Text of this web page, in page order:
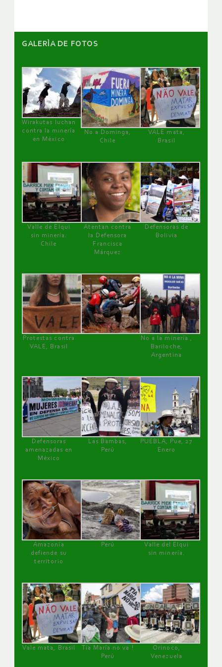
GALERÌA DE FOTOS
Wirakutas luchan
contra la minería
en México
No a Dominga,
Chile
VALE mata,
Brasil
Valle de Elqui
sin minería.
Chile
Atentan contra
la Defensora
Francisca
Márquez
Defensoras de
Bolivia
Protestas contra
VALE, Brasil
No a la minería ,
Bariloche,
Argentina
Defensoras
amenazadas en
México
Las Bambas,
Perú
PUEBLA, Pue, 27
Enero
Amazonía
defiende su
territorio
Perú
Valle del Elqui
sin minería.
Vale mata, Brasil
Tía María no va !
Perú
Orinoco,
Venezuela